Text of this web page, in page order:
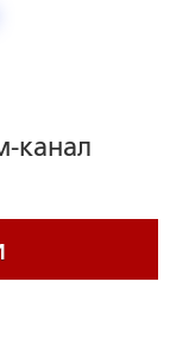
канал